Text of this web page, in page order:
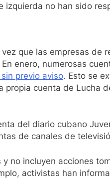
izquierda no han sido
que las empresas de
enero, numerosas
previo aviso. Esto se
propia cuenta de Lucha
del diario cubano
de canales de
no incluyen acciones
activistas han